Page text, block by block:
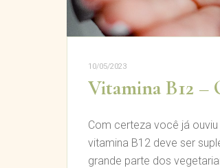
10/05/2023
Com certeza você já ouviu
vitamina B12 deve ser
grande parte dos